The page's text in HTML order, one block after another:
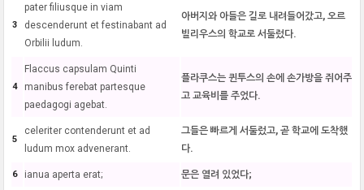
3
pater filiusque in viam
descenderunt et festinabant ad
Orbilii ludum.
아버지와 아들은 길로 내려들어갔고, 오르
빌리우스의 학교로 서둘렀다.
4
Flaccus capsulam Quinti
manibus ferebat partesque
paedagogi agebat.
플라쿠스는 퀸투스의 손에 손가방을 쥐어주
고 교육비를 주었다.
5
celeriter contenderunt et ad
ludum mox advenerant.
그들은 빠르게 서둘렀고, 곧 학교에 도착했
다.
6 ianua aperta erat; 문은 열려 있었다;